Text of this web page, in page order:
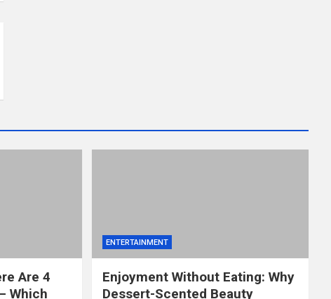
Are 4
Which
ENTERTAINMENT
Enjoyment Without Eating: Why
Dessert-Scented Beauty